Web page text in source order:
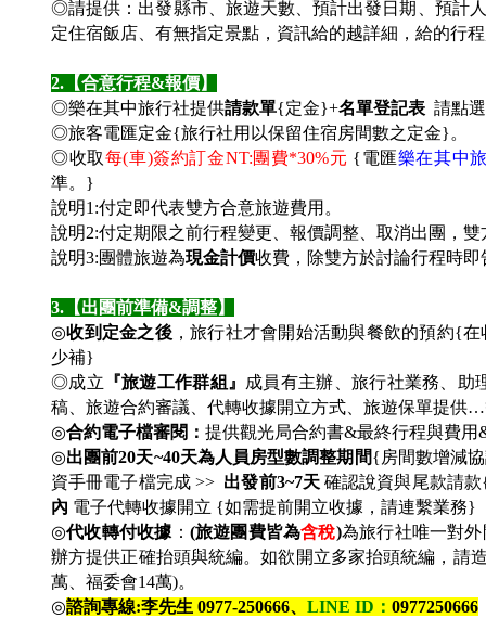
◎請提供：出發縣市、旅遊天數、預計出發日期、預計
定住宿飯店、有無指定景點，資訊給的越詳細，給的行
2. 【合意行程&報價】
◎樂在其中旅行社提供請款單{定金}+名單登記表 請點
◎旅客電匯定金{旅行社用以保留住宿房間數之定金}。
◎收取每(車)簽約訂金NT:團費*30%元 {電匯樂在其中
準。 }
說明1:付定即代表雙方合意旅遊費用。
說明2:付定期限之前行程變更、報價調整、取消出團，
說明3:團體旅遊為現金計價收費，除雙方於討論行程時
3. 【出團前準備&調整】
◎收到定金之後，旅行社才會開始活動與餐飲的預約{
少補}
◎成立 『旅遊工作群組』
成員有主辦、旅行社業務、
稿、旅遊合約審議、代轉收據開立方式、旅遊保單提供
◎合約電子檔審閱： 提供觀光局合約書&最終行程與費
◎出團前20天~40天為人員房型數調整期間{房間數增減
資手冊電子檔完成 >> 出發前3~7天確認說資與尾款請
內 電子代轉收據開立 {如需提前開立收據，請連繫業務}
◎代收轉付收據 ： (旅遊團費皆為含稅)為旅行社唯一對
辦方提供正確抬頭與統編。如欲開立多家抬頭統編，請
萬、福委會14萬)。
◎諮詢專線:李先生 0977-250666、 LINE ID ： 0977250666